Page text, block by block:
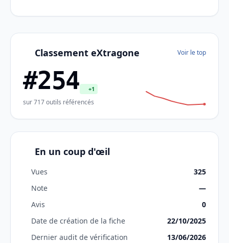
Classement eXtragone Voir le top
#254 +1
sur 717 outils référencés
En un coup d'œil
Vues
325
Note
—
Avis
0
Date de création de la fiche
22/10/2025
Dernier audit de vérification
13/06/2026